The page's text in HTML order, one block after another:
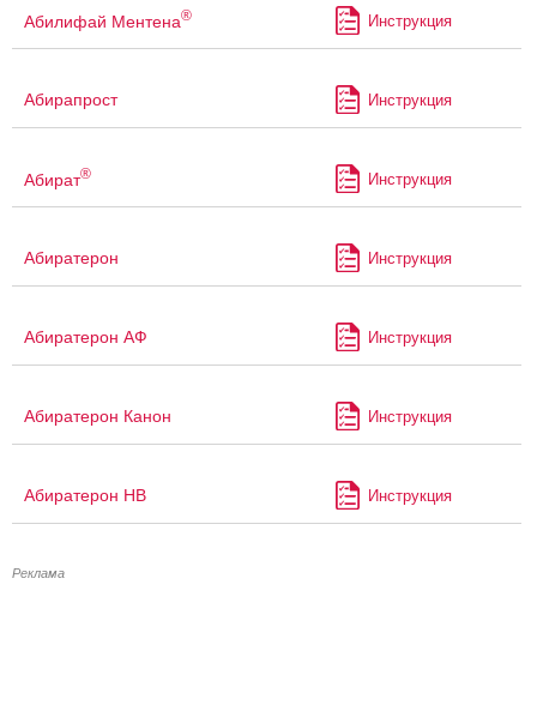
Абилифай Ментена® Инструкция
Абирапрост Инструкция
Абират® Инструкция
Абиратерон Инструкция
Абиратерон АФ Инструкция
Абиратерон Канон Инструкция
Абиратерон НВ Инструкция
Реклама